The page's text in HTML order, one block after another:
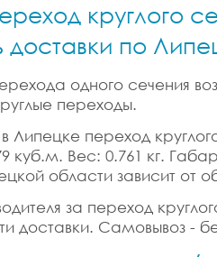
круглого
доставки по
одного сечения
переходы.
Липецке переход
куб.м. Вес: 0.761 кг.
области зависит от
за переход
доставки. Самовывоз -